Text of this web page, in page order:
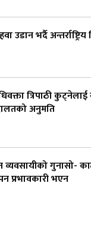
उडान भर्दै
त्रिपाठी
अनुमति
व्यवसायीको गुनासो-
प्रभावकारी भएन